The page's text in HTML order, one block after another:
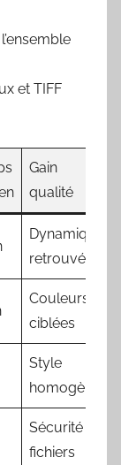
et TIFF
Gain
qualité
Dynamique
retrouvée
Couleurs
ciblées
Style
homogène
Sécurité
fichiers